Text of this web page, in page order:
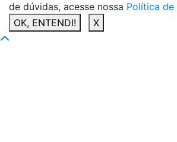
de dúvidas, acesse nossa Política de
OK, ENTENDI!
X